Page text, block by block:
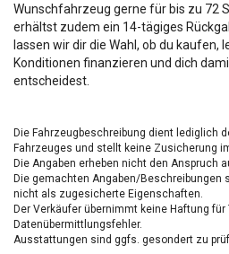
Wunschfahrzeug gerne für bis zu 72
erhältst zudem ein 14-tägiges
lassen wir dir die Wahl, ob du kaufen,
Konditionen finanzieren und dich
entscheidest.
Die Fahrzeugbeschreibung dient lediglich
Fahrzeuges und stellt keine Zusicherung
Die Angaben erheben nicht den Anspruch
Die gemachten Angaben/Beschreibungen
nicht als zugesicherte Eigenschaften.
Der Verkäufer übernimmt keine Haftung für
Datenübermittlungsfehler.
Ausstattungen sind ggfs. gesondert zu